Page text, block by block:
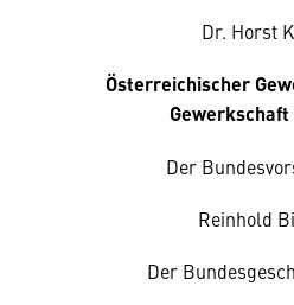
Dr. Horst
Österreichischer
Gewerkschaft
Der
Reinhold
Der